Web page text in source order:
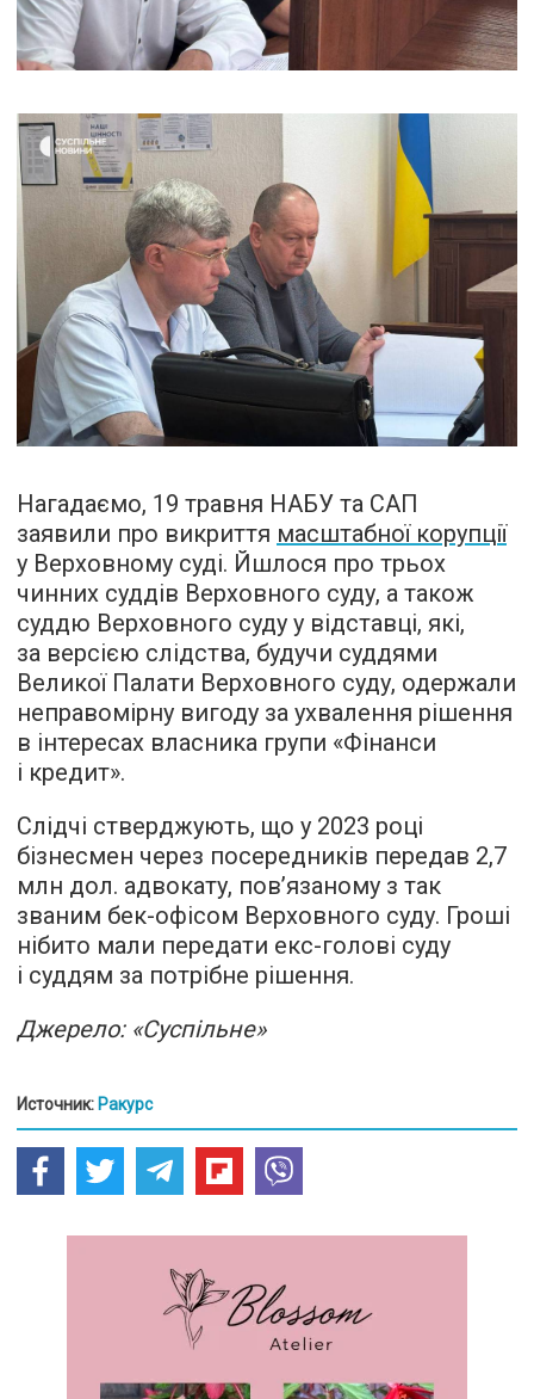
Нагадаємо, 19 травня НАБУ та САП
заявили про викриття масштабної корупції
у Верховному суді. Йшлося про трьох
чинних суддів Верховного суду, а також
суддю Верховного суду у відставці, які,
за версією слідства, будучи суддями
Великої Палати Верховного суду, одержали
неправомірну вигоду за ухвалення рішення
в інтересах власника групи «Фінанси
і кредит».
Слідчі стверджують, що у 2023 році
бізнесмен через посередників передав 2,7
млн дол. адвокату, пов’язаному з так
званим бек-офісом Верховного суду. Гроші
нібито мали передати екс-голові суду
і суддям за потрібне рішення.
Джерело: «Суспільне»
Источник: Ракурс